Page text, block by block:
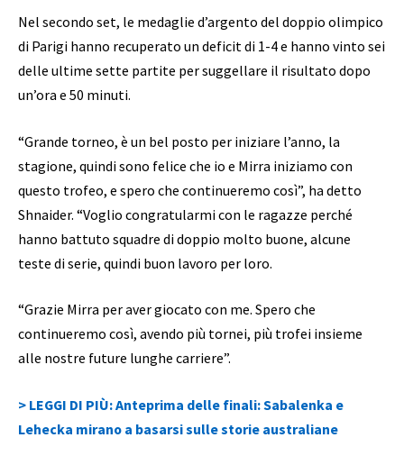
Nel secondo set, le medaglie d’argento del doppio olimpico
di Parigi hanno recuperato un deficit di 1-4 e hanno vinto sei
delle ultime sette partite per suggellare il risultato dopo
un’ora e 50 minuti.
“Grande torneo, è un bel posto per iniziare l’anno, la
stagione, quindi sono felice che io e Mirra iniziamo con
questo trofeo, e spero che continueremo così”, ha detto
Shnaider. “Voglio congratularmi con le ragazze perché
hanno battuto squadre di doppio molto buone, alcune
teste di serie, quindi buon lavoro per loro.
“Grazie Mirra per aver giocato con me. Spero che
continueremo così, avendo più tornei, più trofei insieme
alle nostre future lunghe carriere”.
> LEGGI DI PIÙ: Anteprima delle finali: Sabalenka e
Lehecka mirano a basarsi sulle storie australiane